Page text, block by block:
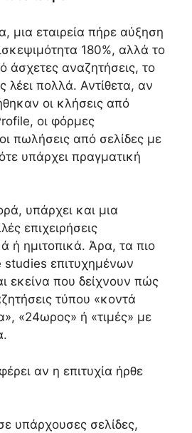
μια εταιρεία πήρε αύξηση
180%, αλλά το
άσχετες αναζητήσεις, το
λέει πολλά. Αντίθετα, αν
οι κλήσεις από
οι φόρμες
πωλήσεις από σελίδες με
υπάρχει πραγματική
υπάρχει και μια
επιχειρήσεις
ή ημιτοπικά. Άρα, τα πιο
studies επιτυχημένων
εκείνα που δείχνουν πώς
τύπου «κοντά
«24ωρος» ή «τιμές» με
αν η επιτυχία ήρθε
υπάρχουσες σελίδες,